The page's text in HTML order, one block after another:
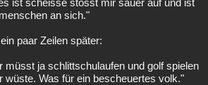
ist scheisse stösst mir sauer auf und ist
an sich."
paar Zeilen später:
müsst ja schlittschulaufen und golf spielen
wüste. Was für ein bescheuertes volk."